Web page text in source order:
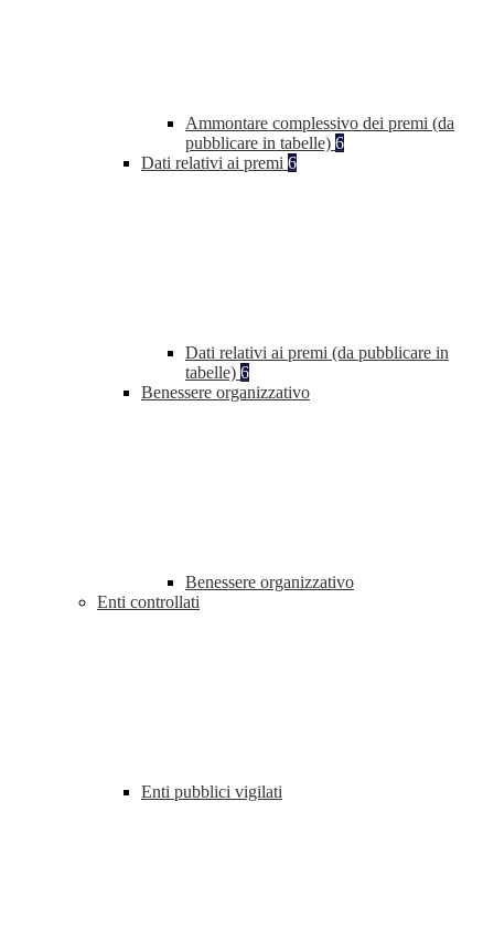
Ammontare complessivo dei premi (da
pubblicare in tabelle) 6
Dati relativi ai premi 6
Dati relativi ai premi (da pubblicare in
tabelle) 6
Benessere organizzativo
Benessere organizzativo
Enti controllati
Enti pubblici vigilati